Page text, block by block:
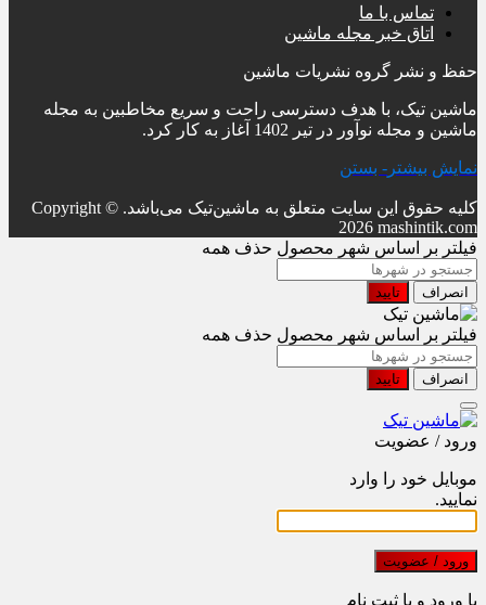
تماس با ما
اتاق خبر مجله ماشین
حفظ و نشر گروه نشریات ماشین
ماشین تیک، با هدف دسترسی راحت و سریع مخاطبین به مجله
ماشین و مجله نوآور در تیر 1402 آغاز به کار کرد.
نمایش بیشتر - بستن
کلیه حقوق این سایت متعلق به ماشین‌تیک می‌باشد. Copyright ©
2026 mashintik.com
فیلتر بر اساس شهر محصول حذف همه
انصراف تایید
فیلتر بر اساس شهر محصول حذف همه
انصراف تایید
ورود / عضویت
موبایل خود را وارد
نمایید.
ورود / عضویت
با ورود و یا ثبت نام